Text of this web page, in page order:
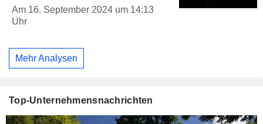
Am 16. September 2024 um 14:13
Uhr
Mehr Analysen
Top-Unternehmensnachrichten